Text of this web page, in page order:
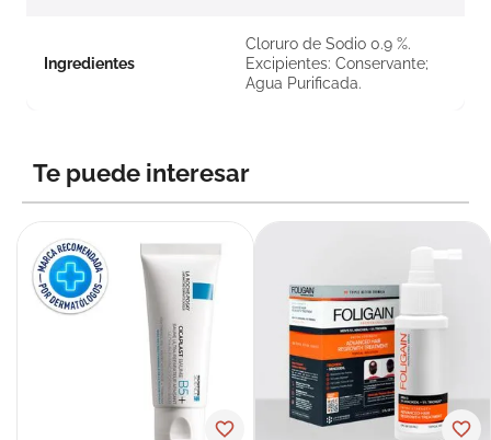
Ingredientes
Cloruro de Sodio 0.9 %.
Excipientes: Conservante;
Agua Purificada.
Te puede interesar